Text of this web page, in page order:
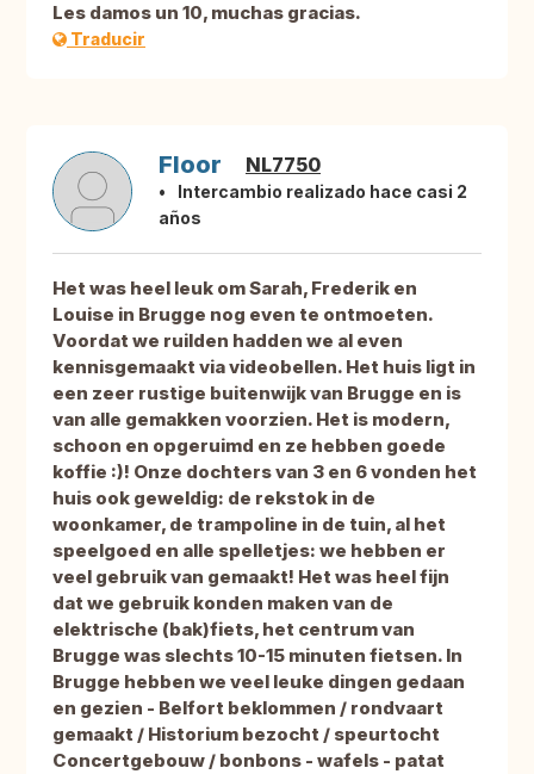
Les damos un 10, muchas gracias.
Traducir
Floor NL7750
Intercambio realizado hace casi 2
años
Het was heel leuk om Sarah, Frederik en
Louise in Brugge nog even te ontmoeten.
Voordat we ruilden hadden we al even
kennisgemaakt via videobellen. Het huis ligt in
een zeer rustige buitenwijk van Brugge en is
van alle gemakken voorzien. Het is modern,
schoon en opgeruimd en ze hebben goede
koffie :)! Onze dochters van 3 en 6 vonden het
huis ook geweldig: de rekstok in de
woonkamer, de trampoline in de tuin, al het
speelgoed en alle spelletjes: we hebben er
veel gebruik van gemaakt! Het was heel fijn
dat we gebruik konden maken van de
elektrische (bak)fiets, het centrum van
Brugge was slechts 10-15 minuten fietsen. In
Brugge hebben we veel leuke dingen gedaan
en gezien - Belfort beklommen / rondvaart
gemaakt / Historium bezocht / speurtocht
Concertgebouw / bonbons - wafels - patat